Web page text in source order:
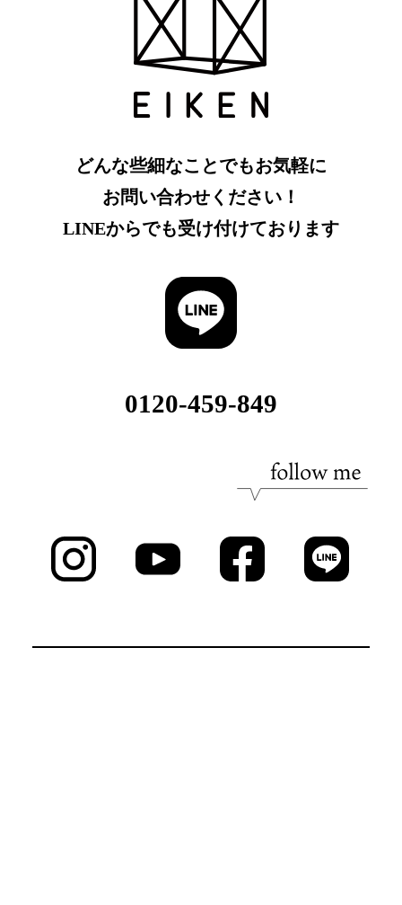
どんな些細なことでもお気軽に
お問い合わせください！
LINEからでも受け付けております
0120-459-849